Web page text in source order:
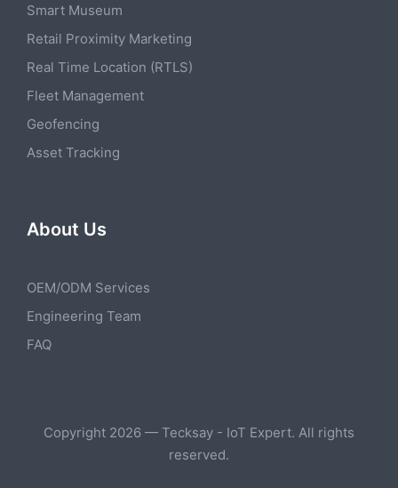
Smart Museum
Retail Proximity Marketing
Real Time Location (RTLS)
Fleet Management
Geofencing
Asset Tracking
About Us
OEM/ODM Services
Engineering Team
FAQ
Copyright 2026 — Tecksay - IoT Expert. All rights
reserved.